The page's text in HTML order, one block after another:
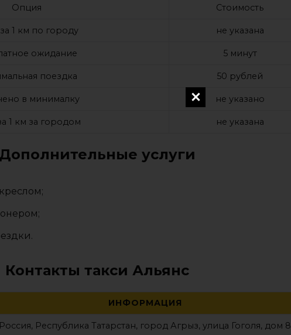
Опция Стоимость
1 км по городу не указана
ожидание 5 минут
поездка 50 рублей
в минималку не указано
1 км за городом не указана
Дополнительные услуги
Контакты такси Альянс
ИНФОРМАЦИЯ
Россия, Республика Татарстан, город Агрыз, улица Гоголя, дом 8